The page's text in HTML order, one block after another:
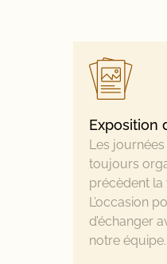
Exposition
Les journées
toujours
précèdent la
L’occasion
d’échanger
notre équipe.